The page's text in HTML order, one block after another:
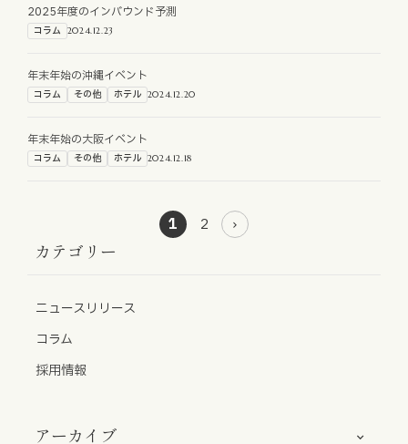
2025年度のインバウンド予測
コラム 2024.12.23
年末年始の沖縄イベント
コラム その他 ホテル 2024.12.20
年末年始の大阪イベント
コラム その他 ホテル 2024.12.18
1 2
カテゴリー
ニュースリリース
コラム
採用情報
アーカイブ